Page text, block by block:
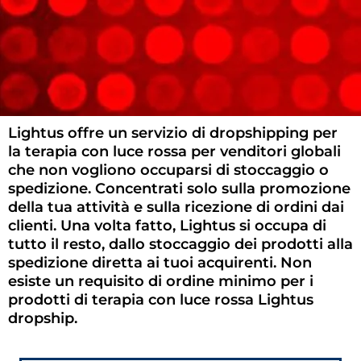
Dropshipping
Terapia con
luce rossa
Nessun investimento! Nessun
inventario!
Lightus offre un servizio di dropshipping per
la terapia con luce rossa per venditori globali
che non vogliono occuparsi di stoccaggio o
spedizione. Concentrati solo sulla promozione
della tua attività e sulla ricezione di ordini dai
clienti. Una volta fatto, Lightus si occupa di
tutto il resto, dallo stoccaggio dei prodotti alla
spedizione diretta ai tuoi acquirenti. Non
esiste un requisito di ordine minimo per i
prodotti di terapia con luce rossa Lightus
dropship.